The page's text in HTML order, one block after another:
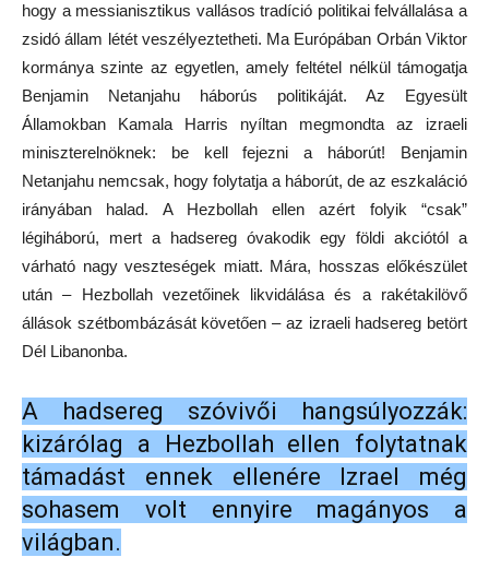
hogy a messianisztikus vallásos tradíció politikai felvállalása a
zsidó állam létét veszélyeztetheti. Ma Európában Orbán Viktor
kormánya szinte az egyetlen, amely feltétel nélkül támogatja
Benjamin Netanjahu háborús politikáját. Az Egyesült
Államokban Kamala Harris nyíltan megmondta az izraeli
miniszterelnöknek: be kell fejezni a háborút! Benjamin
Netanjahu nemcsak, hogy folytatja a háborút, de az eszkaláció
irányában halad. A Hezbollah ellen azért folyik “csak”
légiháború, mert a hadsereg óvakodik egy földi akciótól a
várható nagy veszteségek miatt. Mára, hosszas előkészület
után – Hezbollah vezetőinek likvidálása és a rakétakilövő
állások szétbombázását követően – az izraeli hadsereg betört
Dél Libanonba.
A hadsereg szóvivői hangsúlyozzák:
kizárólag a Hezbollah ellen folytatnak
támadást ennek ellenére Izrael még
sohasem volt ennyire magányos a
világban.